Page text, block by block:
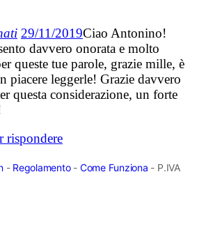
29/11/2019Ciao Antonino!
davvero onorata e molto
queste tue parole, grazie mille, è
piacere leggerle! Grazie davvero
questa considerazione, un forte
rispondere
- Regolamento- Come Funziona - P.IVA